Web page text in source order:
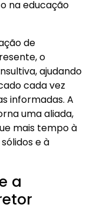
na educação
de
o
ajudando
cada vez
informadas. A
uma aliada,
mais tempo à
e à
a